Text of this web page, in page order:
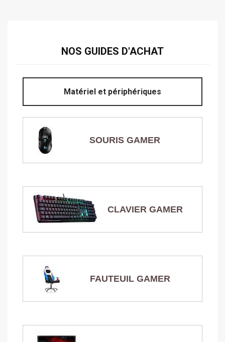
NOS GUIDES D'ACHAT
Matériel et périphériques
SOURIS GAMER
CLAVIER GAMER
FAUTEUIL GAMER